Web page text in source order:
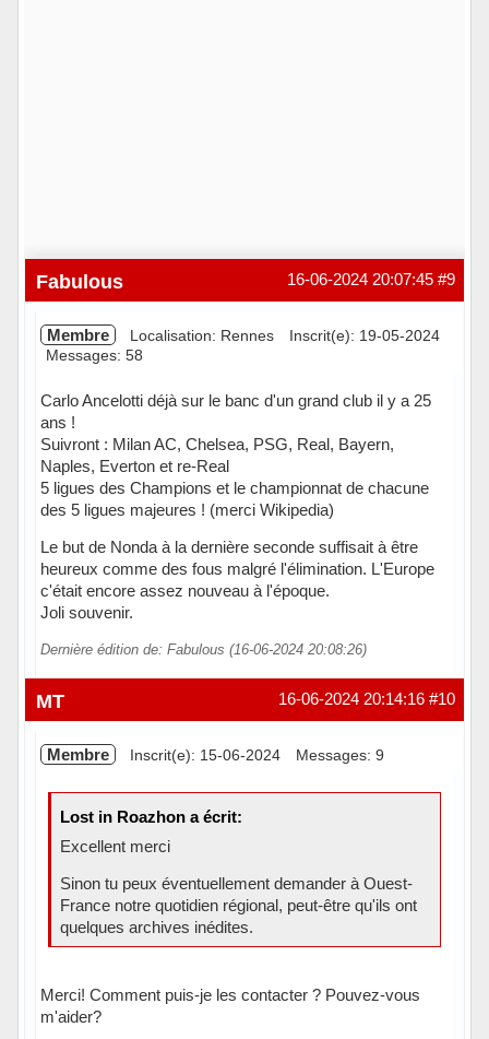
#9
16-06-2024 20:07:45
Fabulous
Membre Localisation: Rennes
Inscrit(e): 19-05-2024
Messages: 58
Carlo Ancelotti déjà sur le banc d'un grand club il y a 25
ans !
Suivront : Milan AC, Chelsea, PSG, Real, Bayern,
Naples, Everton et re-Real
5 ligues des Champions et le championnat de chacune
des 5 ligues majeures ! (merci Wikipedia)
Le but de Nonda à la dernière seconde suffisait à être
heureux comme des fous malgré l'élimination. L'Europe
c'était encore assez nouveau à l'époque.
Joli souvenir.
Dernière édition de: Fabulous (16-06-2024 20:08:26)
Hors ligne #10
16-06-2024 20:14:16
MT
Membre Inscrit(e): 15-06-2024 Messages: 9
Lost in Roazhon a écrit:
Excellent merci
Sinon tu peux éventuellement demander à Ouest-
France notre quotidien régional, peut-être qu'ils ont
quelques archives inédites.
Merci! Comment puis-je les contacter ? Pouvez-vous
m'aider?